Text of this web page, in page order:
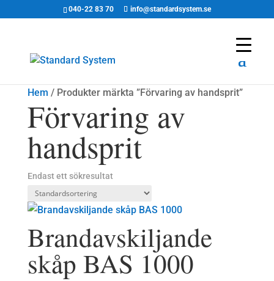
040-22 83 70 info@standardsystem.se
Hem / Produkter märkta ”Förvaring av handsprit”
Förvaring av
handsprit
Endast ett sökresultat
Brandavskiljande
skåp BAS 1000